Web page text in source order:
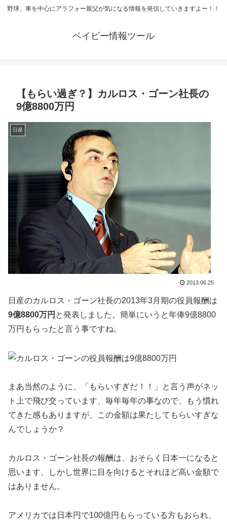
野球、車を中心にアラフォー親父が気になる情報を発信していきますよー！！
ベイビー情報ツール
【もらい過ぎ？】カルロス・ゴーン社長の
9億8800万円
日産
2013.06.25
日産のカルロス・ゴーン社長の2013年3月期の役員報酬は
9億8800万円 と発表しました。簡単にいうと年俸9億8800
万円もらったと言う事ですね。
まあ当然のように、「もらいすぎだ！！」と言う声がネッ
ト上で飛び交っています、毎年毎年の事なので、もう慣れ
てきた感もありますが、この金額は果たしてもらいすぎな
んでしょうか？
カルロス・ゴーン社長の報酬は、おそらく日本一になると
思います、しかし世界に目を向けるとそれほど高い金額で
はありません。
アメリカでは日本円で100億円もらっている方もおられ、